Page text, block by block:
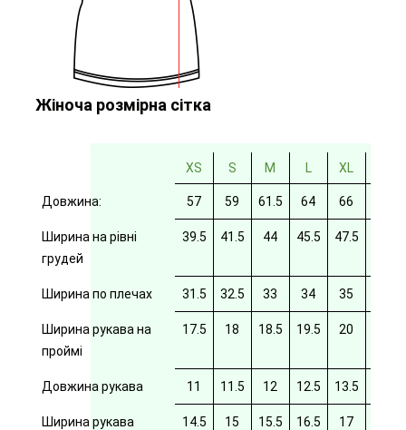
Жіноча розмірна сітка
XS S M L XL
Довжина: 57 59 61.5 64 66
Ширина на рівні
грудей
39.5 41.5 44 45.5 47.5
Ширина по плечах 31.5 32.5 33 34 35
Ширина рукава на
проймі
17.5 18 18.5 19.5 20
Довжина рукава 11 11.5 12 12.5 13.5
Ширина рукава
14.5 15 15.5 16.5 17